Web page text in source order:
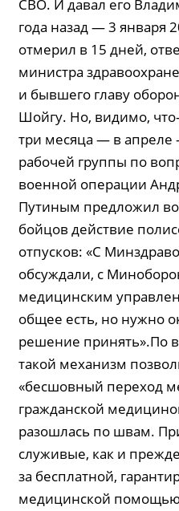
СВО. И давал его
года назад — 3 января
отмерил в 15 дней,
министра
и бывшего главу
Шойгу. Но, видимо,
три месяца — в апреле
рабочей группы по
военной операции
Путиным предложил
бойцов действие
отпусков: «С
обсуждали, с
медицинским
общее есть, но нужно
решение принять».По
такой механизм
«бесшовный переход
гражданской
разошлась по швам.
служивые, как и
за бесплатной,
медицинской